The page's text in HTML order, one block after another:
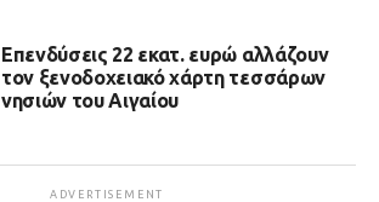
Επενδύσεις 22 εκατ. ευρώ αλλάζουν
τον ξενοδοχειακό χάρτη τεσσάρων
νησιών του Αιγαίου
ADVERTISEMENT